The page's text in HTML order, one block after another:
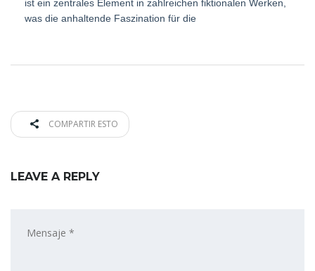
ist ein zentrales Element in zahlreichen fiktionalen Werken,
was die anhaltende Faszination für die
COMPARTIR ESTO
LEAVE A REPLY